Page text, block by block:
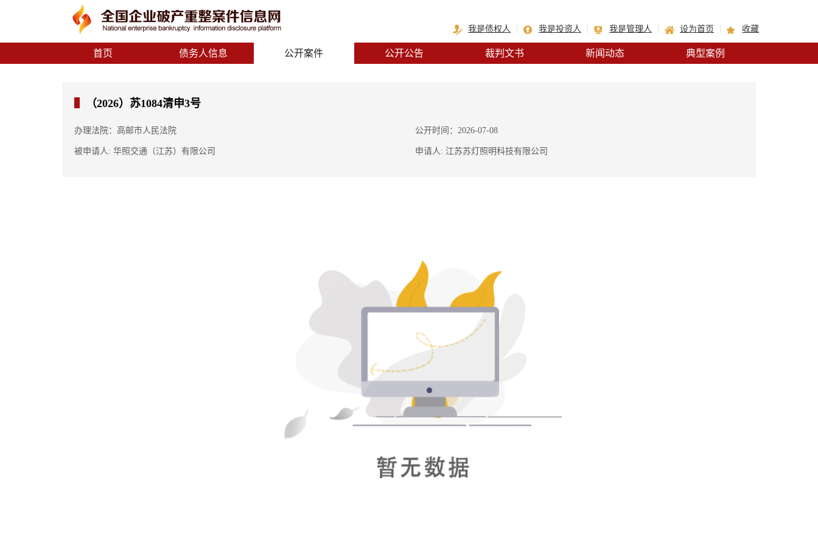
我是债权人 我是投资人 我是管理人 设为首页 收藏
首页 债务人信息 公开案件 公开公告 裁判文书 新闻动态 典型案例
（2026）苏1084清申3号
办理法院：高邮市人民法院 公开时间：2026-07-08
被申请人: 华照交通（江苏）有限公司 申请人: 江苏苏灯照明科技有限公司